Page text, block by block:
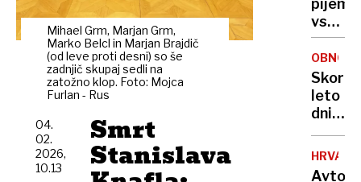
Mihael Grm, Marjan Grm,
Marko Belcl in Marjan Brajdič
(od leve proti desni) so še
zadnjič skupaj sedli na
zatožno klop. Foto: Mojca
Furlan - Rus
Smrt
Stanislava
04.
02.
2026,
10.13
nizke
pijemo
vse
manj
mleka,
pa
se
izdelki
OBNOVA
Skoraj
leto
dni
po
se je